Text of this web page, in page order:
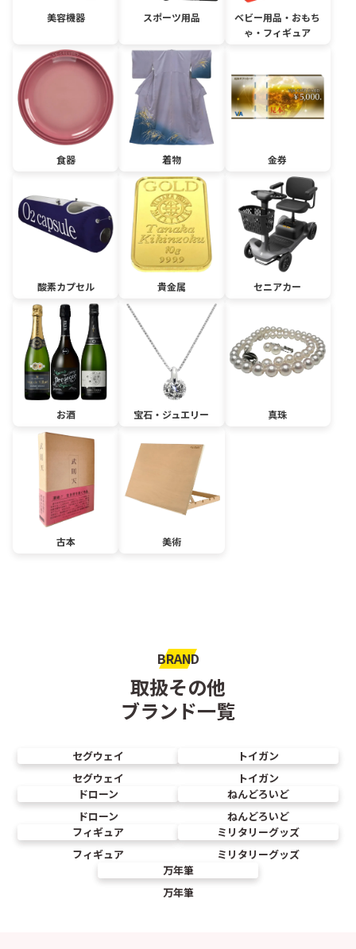
美容機器 スポーツ用品
ベビー用品・おもち
ゃ・フィギュア
食器 着物 金券
酸素カプセル 貴金属 セニアカー
お酒 宝石・ジュエリー 真珠
古本 美術
BRAND
取扱その他
ブランド一覧
セグウェイ
セグウェイ
トイガン
トイガン
ドローン
ドローン
ねんどろいど
ねんどろいど
フィギュア
フィギュア
ミリタリーグッズ
ミリタリーグッズ
万年筆
万年筆